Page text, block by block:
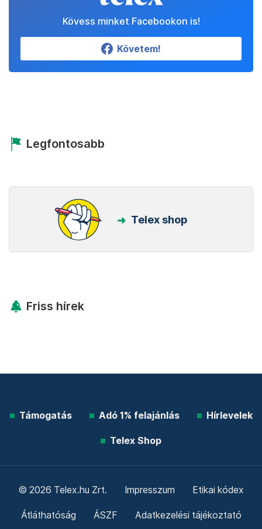
Kövess minket Facebookon is!
Követem!
Legfontosabb
Telex shop
Friss hírek
Támogatás Adó 1% felajánlás Hírlevelek
Telex Shop
© 2026 Telex.hu Zrt. Impresszum Etikai kódex
Átláthatóság ÁSZF Adatkezelési tájékoztató